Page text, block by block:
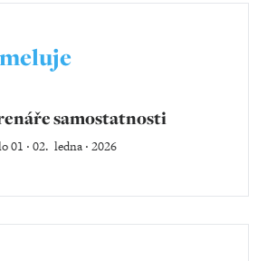
samostatnosti
01 ‧ 02. ledna ‧ 2026